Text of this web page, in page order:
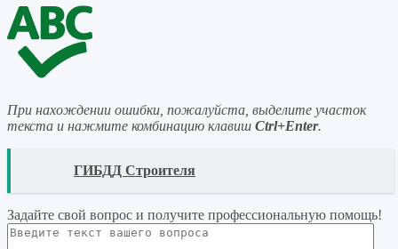
При нахождении ошибки, пожалуйста, выделите участок
текста и нажмите комбинацию клавиш Ctrl+Enter.
ГИБДД Строителя
Задайте свой вопрос и получите профессиональную помощь!